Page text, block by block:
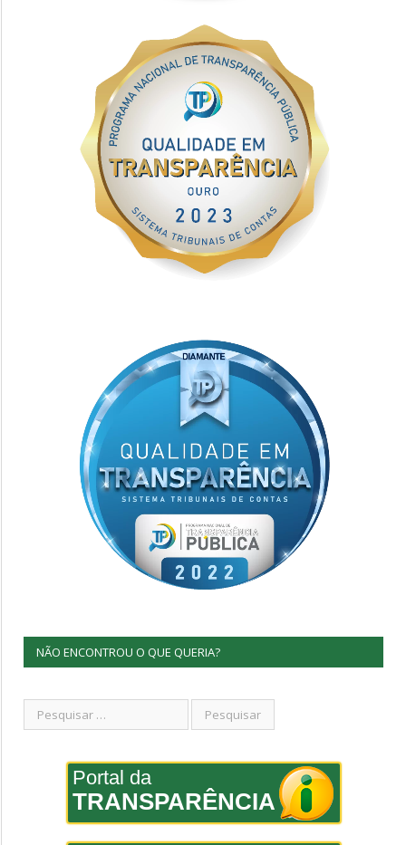
NÃO ENCONTROU O QUE QUERIA?
Portal da
TRANSPARÊNCIA